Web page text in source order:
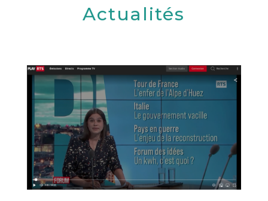
Actualités